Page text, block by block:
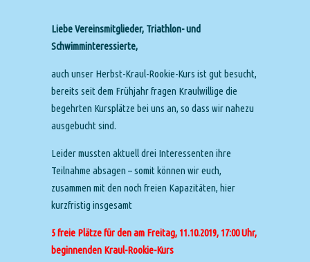
Liebe Vereinsmitglieder, Triathlon- und
Schwimminteressierte,
auch unser Herbst-Kraul-Rookie-Kurs ist gut besucht,
bereits seit dem Frühjahr fragen Kraulwillige die
begehrten Kursplätze bei uns an, so dass wir nahezu
ausgebucht sind.
Leider mussten aktuell drei Interessenten ihre
Teilnahme absagen – somit können wir euch,
zusammen mit den noch freien Kapazitäten, hier
kurzfristig insgesamt
5 freie Plätze für den am Freitag, 11.10.2019, 17:00 Uhr,
beginnenden Kraul-Rookie-Kurs